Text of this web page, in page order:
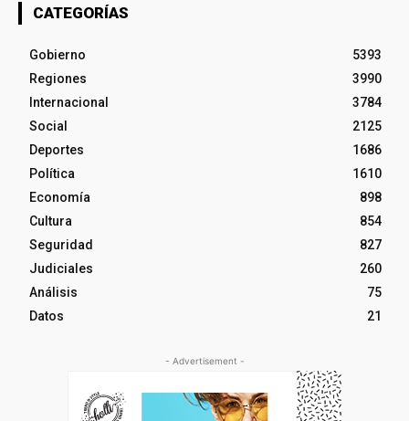
CATEGORÍAS
Gobierno
5393
Regiones
3990
Internacional
3784
Social
2125
Deportes
1686
Política
1610
Economía
898
Cultura
854
Seguridad
827
Judiciales
260
Análisis
75
Datos
21
- Advertisement -